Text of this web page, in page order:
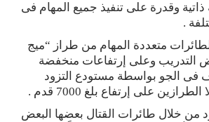
وقدرة على تنفيذ جميع المهام فى
.
متعددة المهام من طراز “ميج
التدريب وعلى إرتفاعات منخفضة
فى الجو بواسطة مستودع التزود
على إرتفاع بلغ 7000 قدم .
من خلال طائرات القتال بعضها البعض